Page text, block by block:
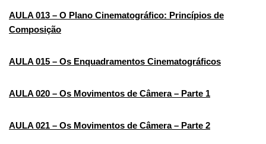
AULA 013 – O Plano Cinematográfico: Princípios de
Composição
AULA 015 – Os Enquadramentos Cinematográficos​
AULA 020 – Os Movimentos de Câmera – Parte 1​
AULA 021 – Os Movimentos de Câmera – Parte 2